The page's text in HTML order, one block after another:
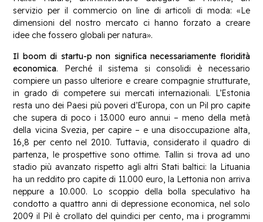
servizio per il commercio on line di articoli di moda: «Le
dimensioni del nostro mercato ci hanno forzato a creare
idee che fossero globali per natura».
Il boom di startu-p non significa necessariamente floridità
economica. Perché il sistema si consolidi è necessario
compiere un passo ulteriore e creare compagnie strutturate,
in grado di competere sui mercati internazionali. L’Estonia
resta uno dei Paesi più poveri d’Europa, con un Pil pro capite
che supera di poco i 13.000 euro annui – meno della metà
della vicina Svezia, per capire – e una disoccupazione alta,
16,8 per cento nel 2010. Tuttavia, considerato il quadro di
partenza, le prospettive sono ottime. Tallin si trova ad uno
stadio più avanzato rispetto agli altri Stati baltici: la Lituania
ha un reddito pro capite di 11.000 euro, la Lettonia non arriva
neppure a 10.000. Lo scoppio della bolla speculativo ha
condotto a quattro anni di depressione economica, nel solo
2009 il Pil è crollato del quindici per cento, ma i programmi